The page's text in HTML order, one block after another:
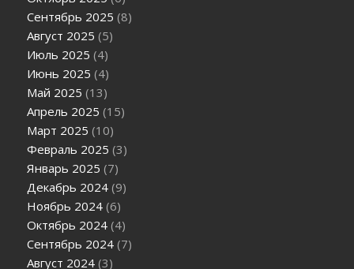
Сентябрь 2025 (8)
Август 2025 (5)
Июль 2025 (4)
Июнь 2025 (4)
Май 2025 (13)
Апрель 2025 (15)
Март 2025 (10)
Февраль 2025 (3)
Январь 2025 (7)
Декабрь 2024 (9)
Ноябрь 2024 (6)
Октябрь 2024 (4)
Сентябрь 2024 (7)
Август 2024 (3)